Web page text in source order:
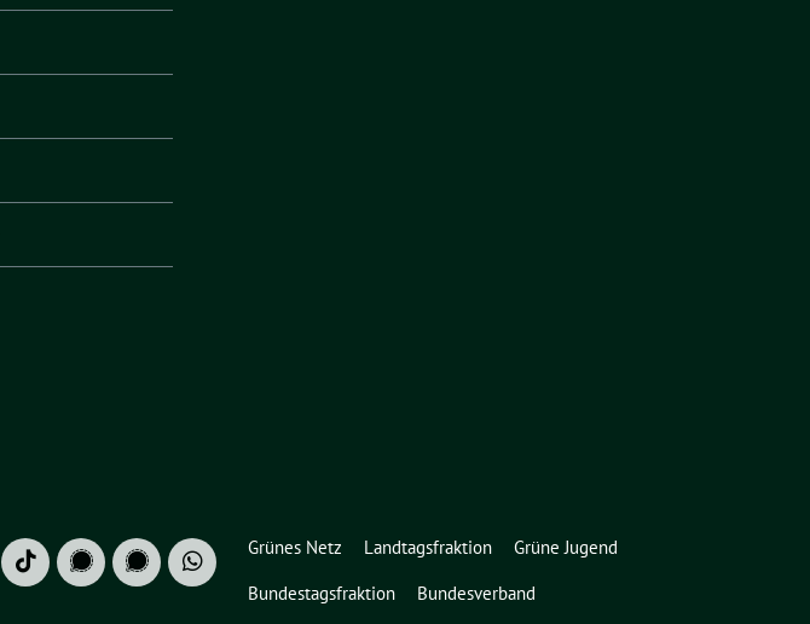
Grünes Netz Landtagsfraktion
Grüne Jugend
Bundestagsfraktion
Bundesverband